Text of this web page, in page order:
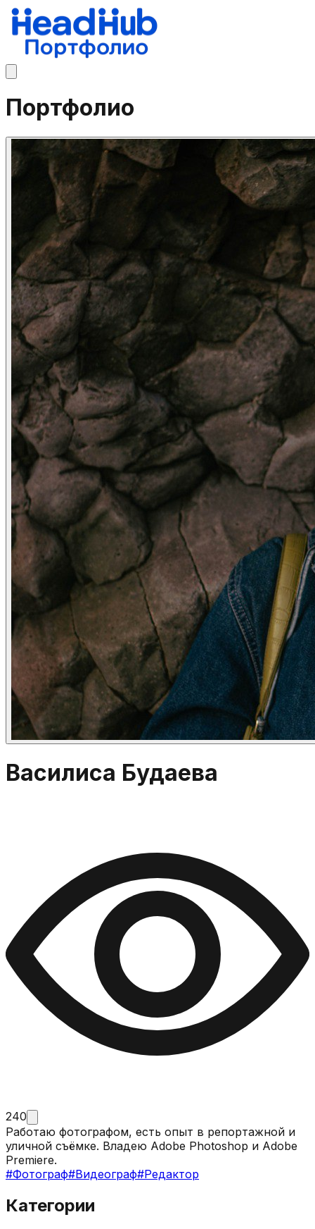
Портфолио
Василиса Будаева
240
Работаю фотографом, есть опыт в репортажной и
уличной съёмке. Владею Adobe Photoshop и Adobe
Premiere.
#Фотограф#Видеограф#Редактор
Категории